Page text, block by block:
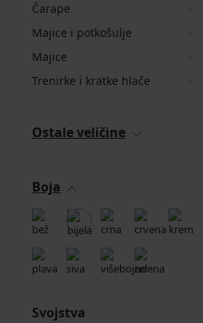
Čarape
Majice i potkošulje
Majice
Trenirke i kratke hlače
Ostale veličine
Boja
Svojstva